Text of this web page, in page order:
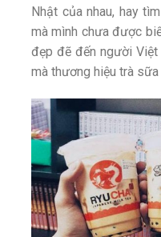
Nhật của nhau, hay
mà mình chưa được
đẹp đẽ đến người Việt
mà thương hiệu trà sữa